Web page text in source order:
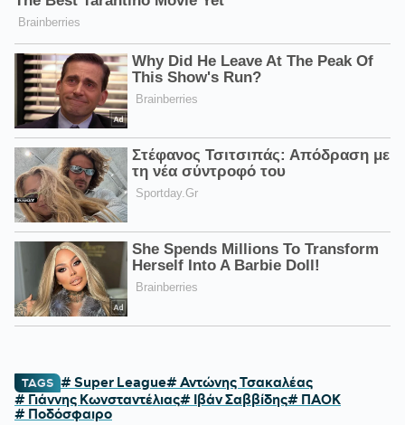
TAGS # Super League# Αντώνης Τσακαλέας
# Γιάννης Κωνσταντέλιας# Ιβάν Σαββίδης# ΠΑΟΚ
# Ποδόσφαιρο